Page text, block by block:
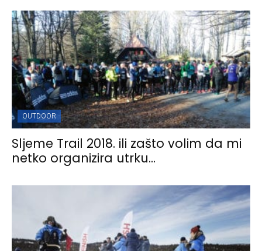
OUTDOOR
Sljeme Trail 2018. ili zašto volim da mi
netko organizira utrku...